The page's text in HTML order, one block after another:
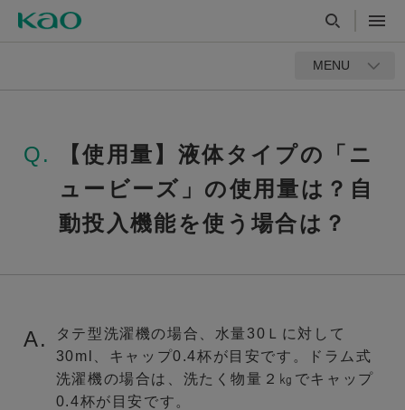
MENU
Q.
【使用量】液体タイプの「ニ
ュービーズ」の使用量は？自
動投入機能を使う場合は？
A.
タテ型洗濯機の場合、水量30Ｌに対して
30ml、キャップ0.4杯が目安です。ドラム式
洗濯機の場合は、洗たく物量２㎏でキャップ
0.4杯が目安です。